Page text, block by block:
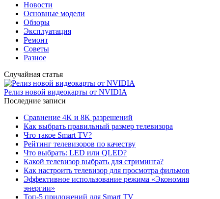
Новости
Основные модели
Обзоры
Эксплуатация
Ремонт
Советы
Разное
Случайная статья
Релиз новой видеокарты от NVIDIA
Последние записи
Сравнение 4K и 8K разрешений
Как выбрать правильный размер телевизора
Что такое Smart TV?
Рейтинг телевизоров по качеству
Что выбрать: LED или QLED?
Какой телевизор выбрать для стриминга?
Как настроить телевизор для просмотра фильмов
Эффективное использование режима «Экономия
энергии»
Топ-5 приложений для Smart TV